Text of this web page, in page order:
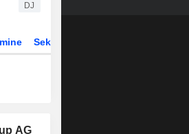
DJ
Sektor
AG